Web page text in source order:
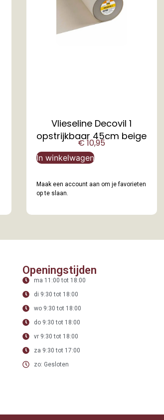
Vlieseline Decovil 1
opstrijkbaar 45cm beige
€10,95
In winkelwagen
Maak een account aan om je favorieten
op te slaan.
Openingstijden
ma 11:00 tot 18:00
di 9:30 tot 18:00
wo 9:30 tot 18:00
do 9:30 tot 18:00
vr 9:30 tot 18:00
za 9:30 tot 17:00
zo: Gesloten